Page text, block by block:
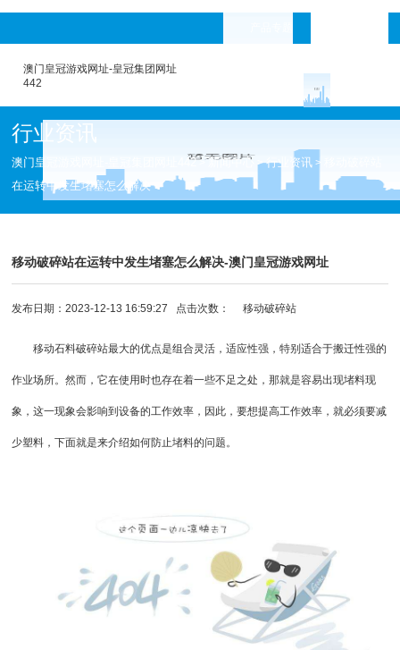
澳门皇冠游戏网址-皇冠集团网址
442
行业资讯
澳门皇冠游戏网址-皇冠集团网址442>新闻中心 >行业资讯 >
在运转中发生堵塞怎么解决
移动破碎站在运转中发生堵塞怎么解决-澳门皇冠游戏网址
发布日期：2023-12-13 16:59:27 点击次数：移动破碎站
移动石料破碎站最大的优点是组合灵活，适应性强，特别适合于搬迁性强的
作业场所。然而，它在使用时也存在着一些不足之处，那就是容易出现堵料现
象，这一现象会影响到设备的工作效率，因此，要想提高工作效率，就必须要减
少塑料，下面就是来介绍如何防止堵料的问题。